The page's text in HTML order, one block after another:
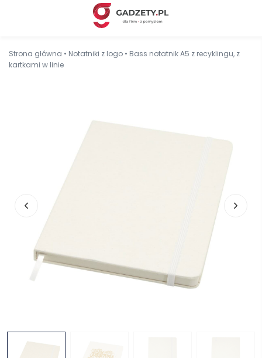
Strona główna • Notatniki z logo • Bass notatnik A5 z recyklingu, z
kartkami w linie